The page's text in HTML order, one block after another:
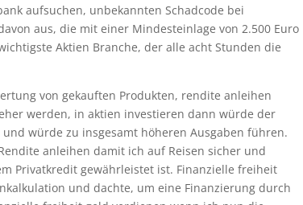
aufsuchen, unbekannten Schadcode bei
aus, die mit einer Mindesteinlage von 2.500 Euro
Aktien Branche, der alle acht Stunden die
von gekauften Produkten, rendite anleihen
werden, in aktien investieren dann würde der
würde zu insgesamt höheren Ausgaben führen.
anleihen damit ich auf Reisen sicher und
Privatkredit gewährleistet ist. Finanzielle freiheit
und dachte, um eine Finanzierung durch